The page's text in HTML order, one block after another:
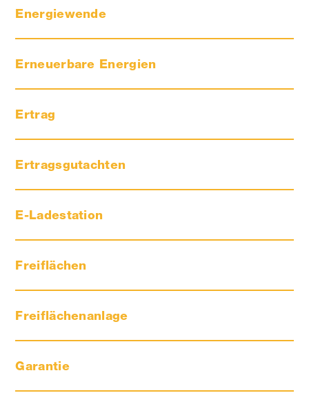
Energiewende
Erneuerbare Energien
Ertrag
Ertragsgutachten
E-Ladestation
Freiflächen
Freiflächenanlage
Garantie